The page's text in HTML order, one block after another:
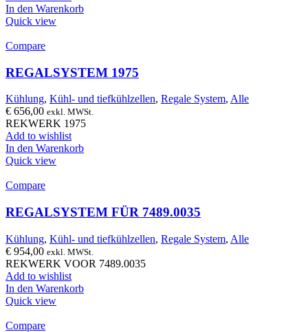
In den Warenkorb
Quick view
Compare
REGALSYSTEM 1975
Kühlung, Kühl- und tiefkühlzellen, Regale System, Alle
€ 656,00 exkl. MWSt.
REKWERK 1975
Add to wishlist
In den Warenkorb
Quick view
Compare
REGALSYSTEM FÜR 7489.0035
Kühlung, Kühl- und tiefkühlzellen, Regale System, Alle
€ 954,00 exkl. MWSt.
REKWERK VOOR 7489.0035
Add to wishlist
In den Warenkorb
Quick view
Compare